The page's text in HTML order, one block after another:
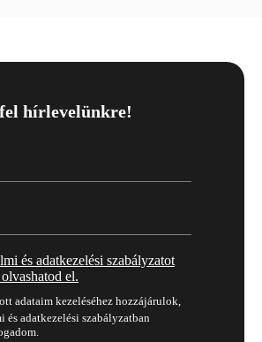
hírlevelünkre!
és adatkezelési szabályzatot
el.
adataim kezeléséhez hozzájárulok,